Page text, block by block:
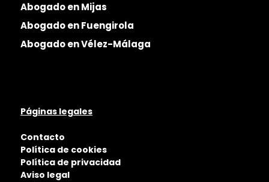
Abogado en Mijas
Abogado en Fuengirola
Abogado en Vélez-Málaga
Páginas legales
Contacto
Política de cookies
Política de privacidad
Aviso legal